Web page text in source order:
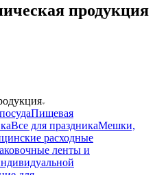
продукция
Пищевая
Все для праздникаМешки,
расходные
ленты и